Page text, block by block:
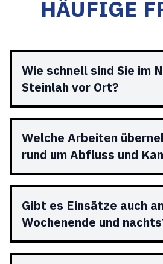
HÄUFIGE
Wie schnell sind Sie im
Steinlah vor Ort?
Welche Arbeiten
rund um Abfluss und
Gibt es Einsätze auch
Wochenende und